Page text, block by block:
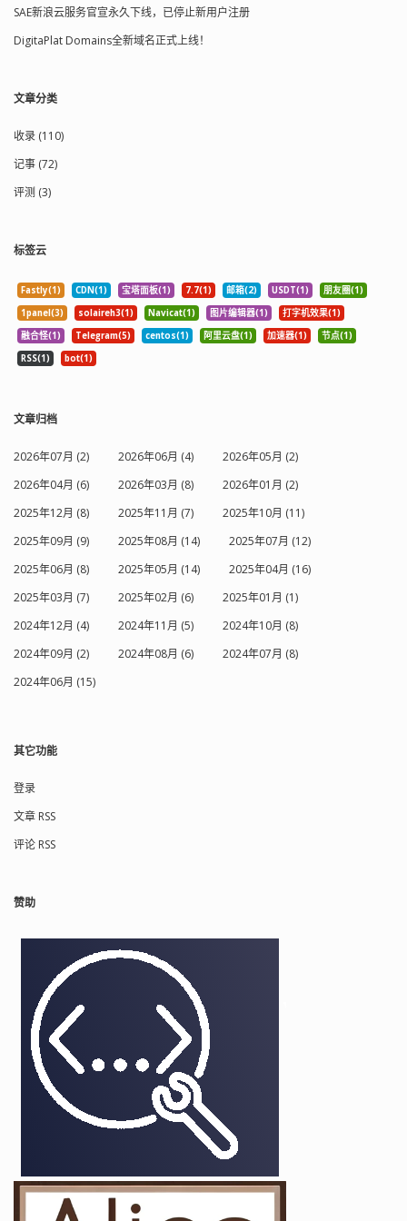
SAE新浪云服务官宣永久下线，已停止新用户注册
DigitaPlat Domains全新域名正式上线！
文章分类
收录 (110)
记事 (72)
评测 (3)
标签云
Fastly(1) CDN(1) 宝塔面板(1) 7.7(1) 邮箱(2) USDT(1)
朋友圈(1)
1panel(3)
solaireh3(1) Navicat(1) 图片编辑器(1)
打字机效果(1)
融合怪(1)
Telegram(5) centos(1) 阿里云盘(1) 加速器(1)
节点(1)
RSS(1)
bot(1)
文章归档
2026年07月 (2) 2026年06月 (4)
2026年05月 (2)
2026年04月 (6)
2026年03月 (8)
2026年01月 (2)
2025年12月 (8)
2025年11月 (7)
2025年10月 (11)
2025年09月 (9)
2025年08月 (14)
2025年07月 (12)
2025年06月 (8)
2025年05月 (14)
2025年04月 (16)
2025年03月 (7)
2025年02月 (6)
2025年01月 (1)
2024年12月 (4)
2024年11月 (5)
2024年10月 (8)
2024年09月 (2)
2024年08月 (6)
2024年07月 (8)
2024年06月 (15)
其它功能
登录
文章 RSS
评论 RSS
赞助